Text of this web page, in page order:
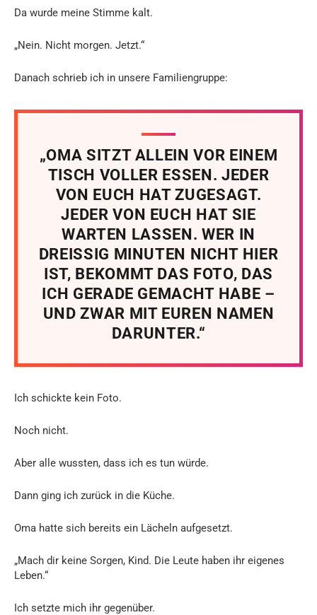
Da wurde meine Stimme kalt.
„Nein. Nicht morgen. Jetzt.“
Danach schrieb ich in unsere Familiengruppe:
„OMA SITZT ALLEIN VOR EINEM
TISCH VOLLER ESSEN. JEDER
VON EUCH HAT ZUGESAGT.
JEDER VON EUCH HAT SIE
WARTEN LASSEN. WER IN
DREISSIG MINUTEN NICHT HIER
IST, BEKOMMT DAS FOTO, DAS
ICH GERADE GEMACHT HABE –
UND ZWAR MIT EUREN NAMEN
DARUNTER.“
Ich schickte kein Foto.
Noch nicht.
Aber alle wussten, dass ich es tun würde.
Dann ging ich zurück in die Küche.
Oma hatte sich bereits ein Lächeln aufgesetzt.
„Mach dir keine Sorgen, Kind. Die Leute haben ihr eigenes
Leben.“
Ich setzte mich ihr gegenüber.